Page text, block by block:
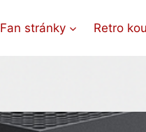
Fan stránky Retro